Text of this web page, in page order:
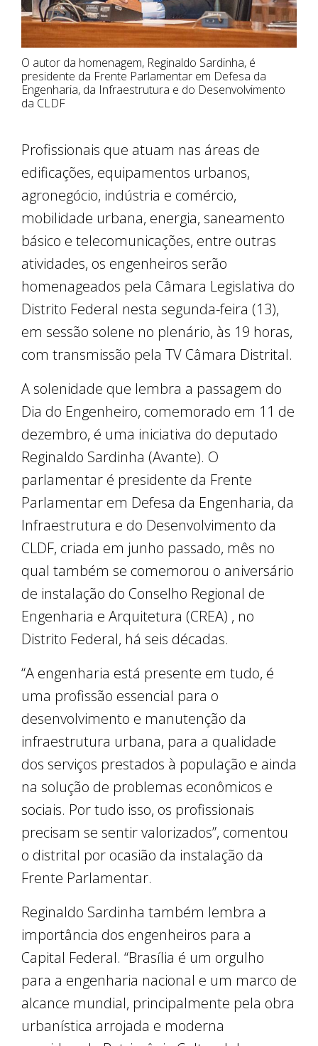
O autor da homenagem, Reginaldo Sardinha, é
presidente da Frente Parlamentar em Defesa da
Engenharia, da Infraestrutura e do Desenvolvimento
da CLDF
Profissionais que atuam nas áreas de
edificações, equipamentos urbanos,
agronegócio, indústria e comércio,
mobilidade urbana, energia, saneamento
básico e telecomunicações, entre outras
atividades, os engenheiros serão
homenageados pela Câmara Legislativa do
Distrito Federal nesta segunda-feira (13),
em sessão solene no plenário, às 19 horas,
com transmissão pela TV Câmara Distrital.
A solenidade que lembra a passagem do
Dia do Engenheiro, comemorado em 11 de
dezembro, é uma iniciativa do deputado
Reginaldo Sardinha (Avante). O
parlamentar é presidente da Frente
Parlamentar em Defesa da Engenharia, da
Infraestrutura e do Desenvolvimento da
CLDF, criada em junho passado, mês no
qual também se comemorou o aniversário
de instalação do Conselho Regional de
Engenharia e Arquitetura (CREA) , no
Distrito Federal, há seis décadas.
“A engenharia está presente em tudo, é
uma profissão essencial para o
desenvolvimento e manutenção da
infraestrutura urbana, para a qualidade
dos serviços prestados à população e ainda
na solução de problemas econômicos e
sociais. Por tudo isso, os profissionais
precisam se sentir valorizados”, comentou
o distrital por ocasião da instalação da
Frente Parlamentar.
Reginaldo Sardinha também lembra a
importância dos engenheiros para a
Capital Federal. “Brasília é um orgulho
para a engenharia nacional e um marco de
alcance mundial, principalmente pela obra
urbanística arrojada e moderna